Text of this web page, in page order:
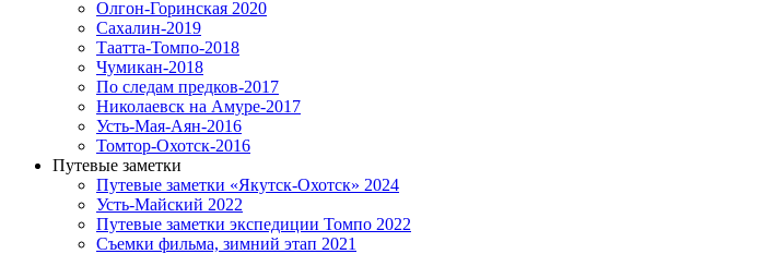
Олгон-Горинская 2020
Сахалин-2019
Таатта-Томпо-2018
Чумикан-2018
По следам предков-2017
Николаевск на Амуре-2017
Усть-Мая-Аян-2016
Томтор-Охотск-2016
Путевые заметки
Путевые заметки «Якутск-Охотск» 2024
Усть-Майский 2022
Путевые заметки экспедиции Томпо 2022
Съемки фильма, зимний этап 2021